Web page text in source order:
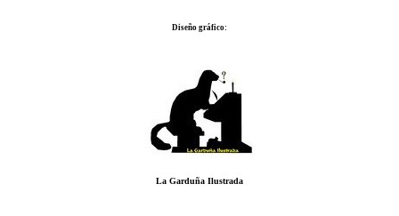
Diseño gráfico:
La Garduña Ilustrada